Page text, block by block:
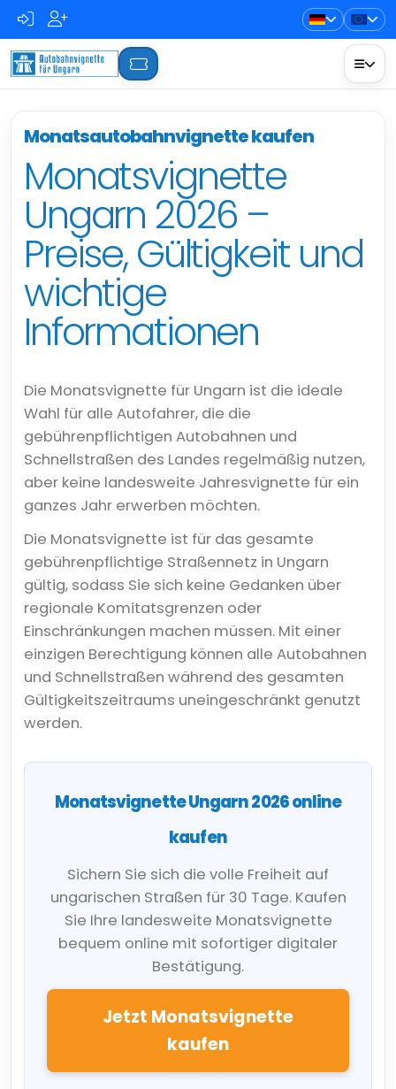
Monatsautobahnvignette kaufen
Monatsvignette
Ungarn 2026 –
Preise, Gültigkeit und
wichtige
Informationen
Die Monatsvignette für Ungarn ist die ideale
Wahl für alle Autofahrer, die die
gebührenpflichtigen Autobahnen und
Schnellstraßen des Landes regelmäßig nutzen,
aber keine landesweite Jahresvignette für ein
ganzes Jahr erwerben möchten.
Die Monatsvignette ist für das gesamte
gebührenpflichtige Straßennetz in Ungarn
gültig, sodass Sie sich keine Gedanken über
regionale Komitatsgrenzen oder
Einschränkungen machen müssen. Mit einer
einzigen Berechtigung können alle Autobahnen
und Schnellstraßen während des gesamten
Gültigkeitszeitraums uneingeschränkt genutzt
werden.
Monatsvignette Ungarn 2026 online
kaufen
Sichern Sie sich die volle Freiheit auf
ungarischen Straßen für 30 Tage. Kaufen
Sie Ihre landesweite Monatsvignette
bequem online mit sofortiger digitaler
Bestätigung.
Jetzt Monatsvignette
kaufen